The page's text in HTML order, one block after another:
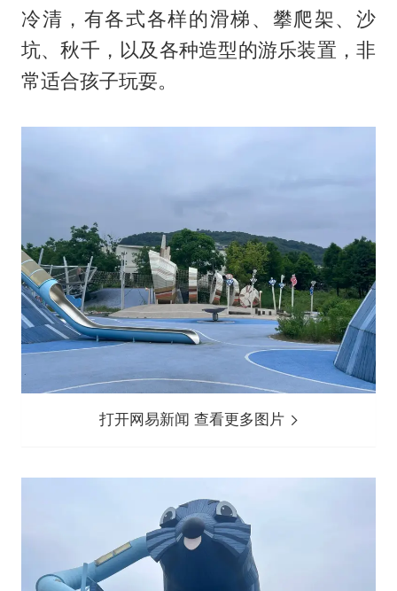
冷清，有各式各样的滑梯、攀爬架、沙
坑、秋千，以及各种造型的游乐装置，非
常适合孩子玩耍。
打开网易新闻 查看更多图片